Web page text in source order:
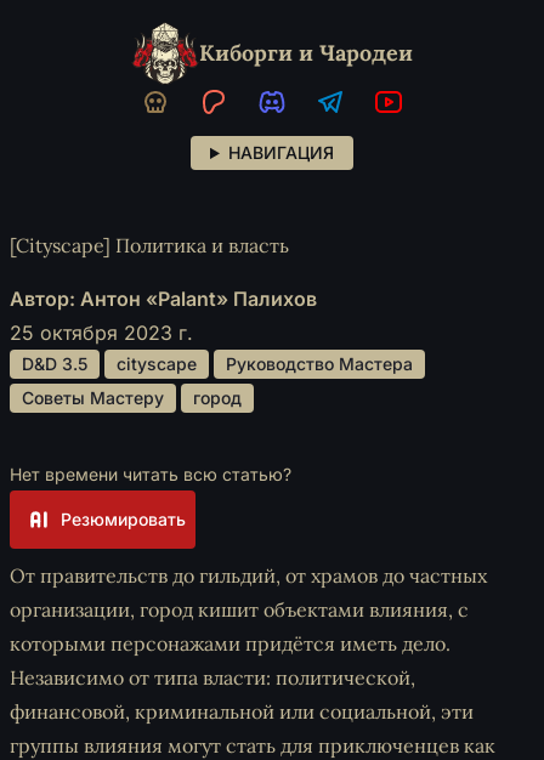
Киборги и Чародеи
НАВИГАЦИЯ
[Cityscape] Политика и власть
Автор: Антон «Palant» Палихов
25 октября 2023 г.
D&D 3.5 cityscape
Руководство Мастера
Советы Мастеру
город
Нет времени читать всю статью?
Резюмировать
От правительств до гильдий, от храмов до частных
организации, город кишит объектами влияния, с
которыми персонажами придётся иметь дело.
Независимо от типа власти: политической,
финансовой, криминальной или социальной, эти
группы влияния могут стать для приключенцев как